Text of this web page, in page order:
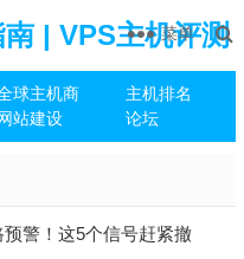
| VPS主机评测
球主机商
主机排名
站建设 论坛
菜单
警！这5个信号赶紧撤